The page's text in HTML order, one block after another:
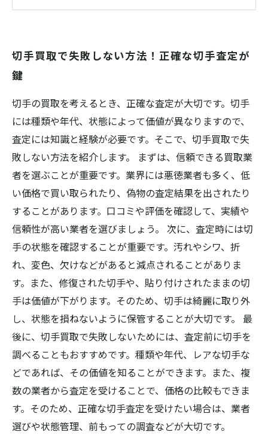
切手買取で失敗しない方法！正確な切手査定が
鍵
切手の買取を考えるとき、正確な査定が大切です。切手
には種類や年代、状態によって価値が異なりますので、
査定には知識と経験が必要です。そこで、切手買取で失
敗しない方法を紹介します。 まずは、信頼できる買取業
者を選ぶことが重要です。業界には悪徳業者も多く、低
い価格で買い取られたり、偽物の査定結果を出されたり
することがあります。口コミや評価を確認して、実績や
信頼性が高い業者を選びましょう。 次に、査定時には切
手の状態を確認することが重要です。汚れやシワ、折
れ、変色、欠けなどがあると減点されることがありま
す。また、修復された切手や、貼り付けされたままの切
手は価値が下がります。そのため、切手は綺麗に取り外
し、状態を損ねないように保管することが大切です。 最
後に、切手買取で失敗しないためには、査定前に切手を
調べることもおすすめです。種類や年代、レアな切手な
どであれば、その価値を知ることができます。また、複
数の業者から査定を受けることで、価格の比較もできま
す。そのため、正確な切手査定を受けたい場合は、業者
選びや状態管理、前もっての調査などが大切です。